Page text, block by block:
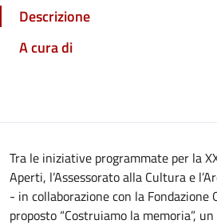
Descrizione
A cura di
Tra le iniziative programmate per la
Aperti, l’Assessorato alla Cultura e
- in collaborazione con la Fondazione
proposto “Costruiamo la memoria”,